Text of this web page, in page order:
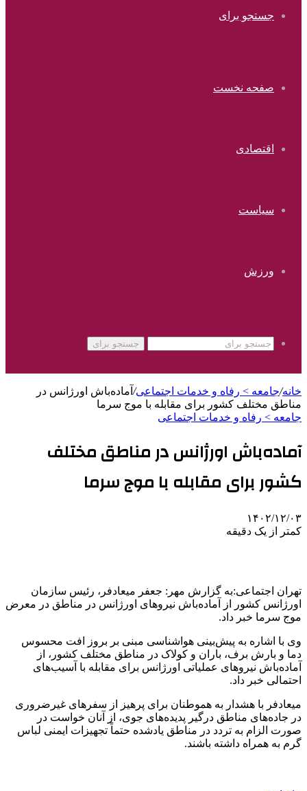
جستجو برای
صفحه نخست
اقتصادی
سیاست
ورزش
جستجو برای
خانه/جامعه > رفاه و خدمات اجتماعی/ آماده‌باش اورژانس در
مناطق مختلف کشور برای مقابله با موج سرما
جامعه > رفاه و خدمات اجتماعی
آماده‌باش اورژانس در مناطق مختلف
کشور برای مقابله با موج سرما
۱۴۰۲/۱۲/۰۳
کمتر از یک دقیقه
تهران اجتماعی:به گزارش مهر: جعفر میعادفر ، رئیس سازمان
اورژانس کشور از آماده‌باش نیروهای اورژانس در مناطق در معرض
موج سرما خبر داد.
وی با اشاره به پیش‌بینی هواشناسی مبنی بر بروز افت محسوس
دما و بارش برف، باران و کولاک در مناطق مختلف کشور، از
آماده‌باش نیروهای عملیاتی اورژانس برای مقابله با آسیب‌های
احتمالی خبر داد.
میعادفر با هشدار به هموطنان برای پرهیز از سفرهای غیرضروری
در جاده‌های مناطق درگیر پدیده‌های جوی، از آنان خواست در
صورت الزام به تردد در مناطق یادشده حتماً تجهیزات ایمنی لباس
گرم به همراه داشته باشند.